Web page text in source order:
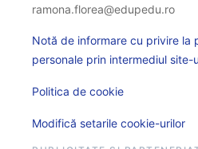
ramona.florea@edupedu.ro
Notă de informare cu privire la
personale prin intermediul site-
Politica de cookie
Modifică setarile cookie-urilor